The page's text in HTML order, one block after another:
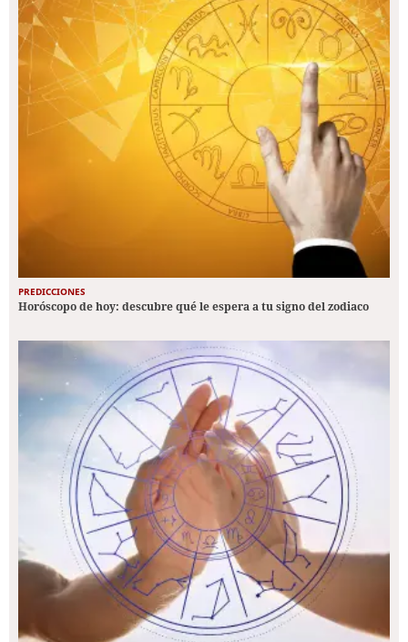
PREDICCIONES
Horóscopo de hoy: descubre qué le espera a tu signo del zodiaco